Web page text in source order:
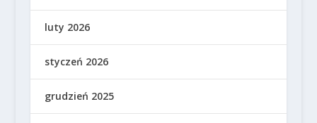
luty 2026
styczeń 2026
grudzień 2025